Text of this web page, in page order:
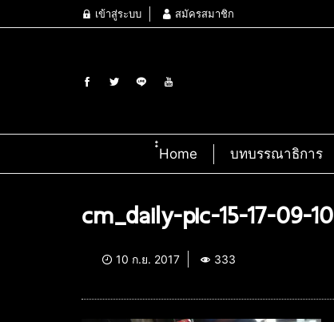
เข้าสู่ระบบ สมัครสมาชิก
๋๋Home บทบรรณาธิการ
cm_daily-pic-15-17-09-10
10 ก.ย. 2017 333